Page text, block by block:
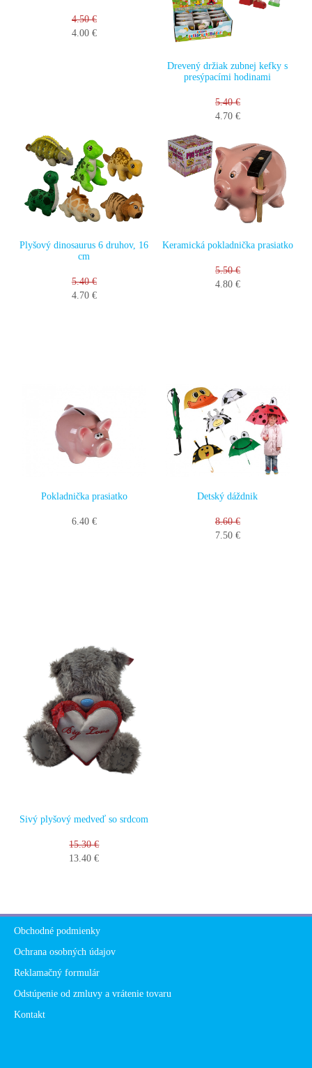
4.50 €
4.00 €
Drevený držiak zubnej kefky s
presýpacími hodinami
5.40 €
4.70 €
Plyšový dinosaurus 6 druhov, 16
cm
5.40 €
4.70 €
Keramická pokladnička prasiatko
5.50 €
4.80 €
Pokladnička prasiatko
6.40 €
Detský dáždnik
8.60 €
7.50 €
Sivý plyšový medveď so srdcom
15.30 €
13.40 €
Obchodné podmienky
Ochrana osobných údajov
Reklamačný formulár
Odstúpenie od zmluvy a vrátenie tovaru
Kontakt